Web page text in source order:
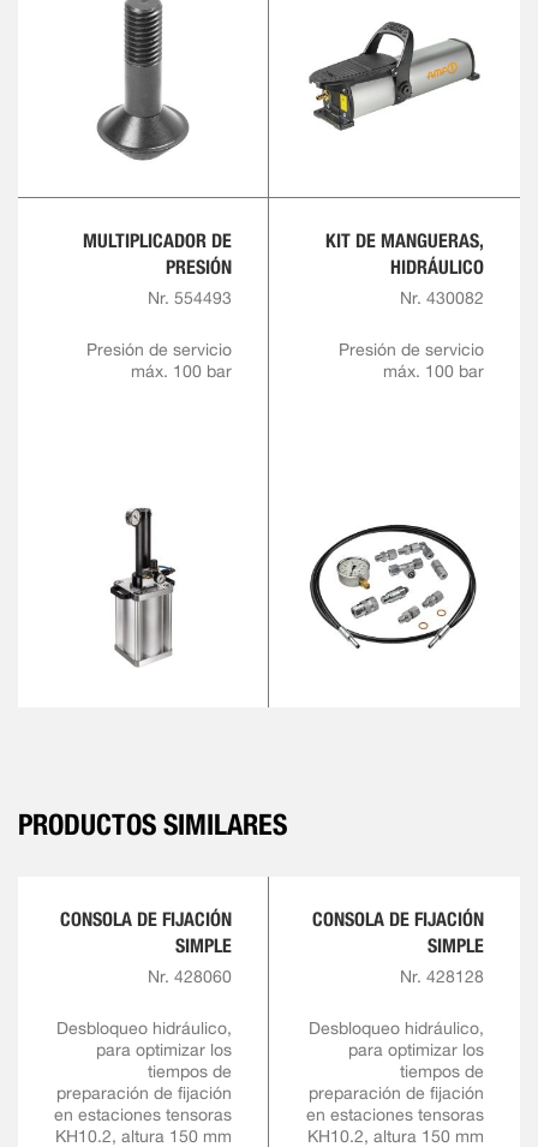
MULTIPLICADOR DE
PRESIÓN
Nr. 554493
Presión de servicio
máx. 100 bar
KIT DE MANGUERAS,
HIDRÁULICO
Nr. 430082
Presión de servicio
máx. 100 bar
PRODUCTOS SIMILARES
CONSOLA DE FIJACIÓN
SIMPLE
Nr. 428060
Desbloqueo hidráulico,
para optimizar los
tiempos de
preparación de fijación
en estaciones tensoras
KH10.2, altura 150 mm
CONSOLA DE FIJACIÓN
SIMPLE
Nr. 428128
Desbloqueo hidráulico,
para optimizar los
tiempos de
preparación de fijación
en estaciones tensoras
KH10.2, altura 150 mm